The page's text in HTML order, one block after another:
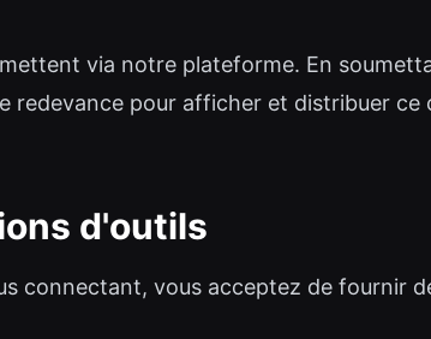
via notre plateforme. En
redevance pour afficher et distribuer
d'outils
connectant, vous acceptez de fournir